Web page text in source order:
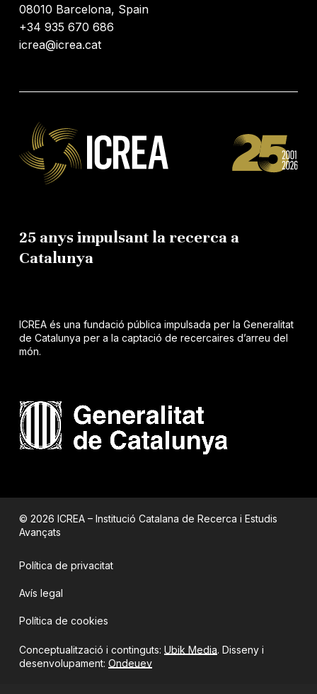
08010 Barcelona, Spain
+34 935 670 686
icrea@icrea.cat
25 anys impulsant la recerca a
Catalunya
ICREA és una fundació pública impulsada per la Generalitat
de Catalunya per a la captació de recercaires d’arreu del
món.
© 2026 ICREA – Institució Catalana de Recerca i Estudis
Avançats
Política de privacitat
Avís legal
Política de cookies
Conceptualització i continguts: Ubik Media. Disseny i
desenvolupament: Ondeuev